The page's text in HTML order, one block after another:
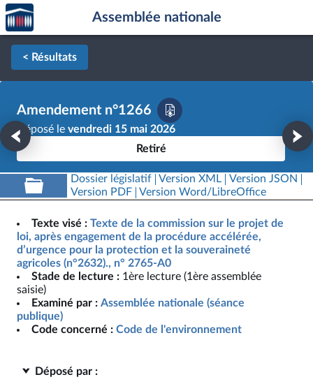
Aller au contenu
Aller en bas de la page
Accèder
à la
page
d'accueil
Assemblée nationale
< Résultats
Amendement n°1266
Déposé le vendredi 15 mai 2026
Retiré
Dossier législatif Version XML
Version JSON
Version PDF
Version Word/LibreOffice
Texte visé : Texte de la commission sur le projet de
loi, après engagement de la procédure accélérée,
d’urgence pour la protection et la souveraineté
agricoles (n°2632)., n° 2765-A0
Stade de lecture : 1ère lecture (1ère assemblée
saisie)
Examiné par : Assemblée nationale (séance
publique)
Code concerné : Code de l'environnement
Déposé par :